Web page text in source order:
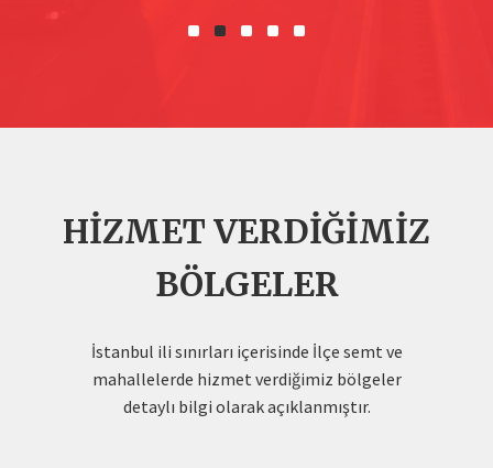
HIZMET VERDIĞIMIZ
BÖLGELER
İstanbul ili sınırları içerisinde İlçe semt ve
mahallelerde hizmet verdiğimiz bölgeler
detaylı bilgi olarak açıklanmıştır.